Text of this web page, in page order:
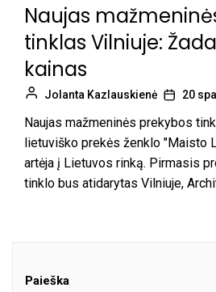
Naujas
tinklas Vilniuje:
kainas
Jolanta Kazlauskienė 20
Naujas mažmeninės prekybos
lietuviško prekės ženklo "Maisto
artėja į Lietuvos rinką. Pirmasis
tinklo bus atidarytas Vilniuje,
Paieška